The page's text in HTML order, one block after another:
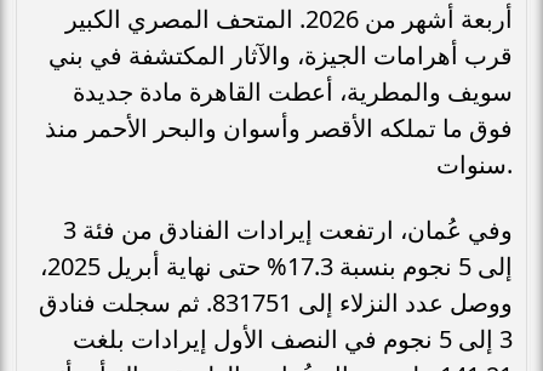
أربعة أشهر من 2026. المتحف المصري الكبير
قرب أهرامات الجيزة، والآثار المكتشفة في بني
سويف والمطرية، أعطت القاهرة مادة جديدة
فوق ما تملكه الأقصر وأسوان والبحر الأحمر منذ
سنوات.
وفي عُمان، ارتفعت إيرادات الفنادق من فئة 3
إلى 5 نجوم بنسبة 17.3% حتى نهاية أبريل 2025،
ووصل عدد النزلاء إلى 831751. ثم سجلت فنادق
3 إلى 5 نجوم في النصف الأول إيرادات بلغت